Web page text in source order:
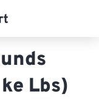
Lbs)